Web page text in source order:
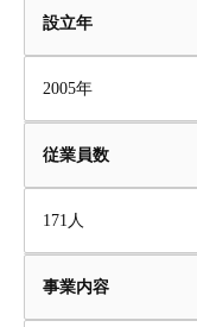
設立年
2005年
従業員数
171人
事業内容